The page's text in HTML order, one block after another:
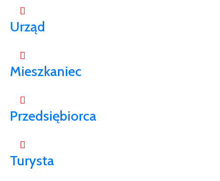
Urząd
Mieszkaniec
Przedsiębiorca
Turysta